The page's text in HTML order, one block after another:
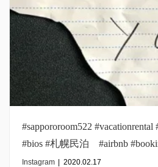
#sappororoom522 #vacationrental
#bios #札幌民泊 #airbnb
Instagram | 2020.02.17